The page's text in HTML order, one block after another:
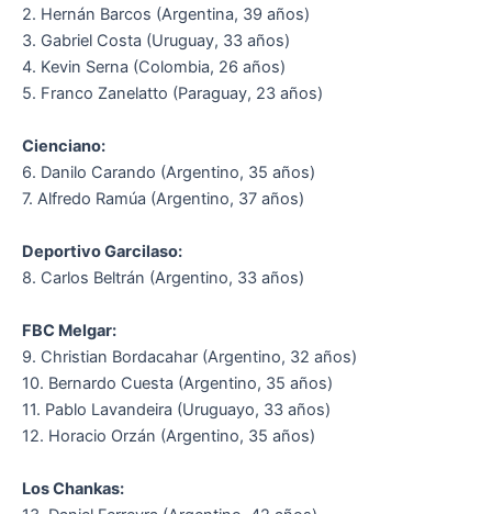
2. Hernán Barcos (Argentina, 39 años)
3. Gabriel Costa (Uruguay, 33 años)
4. Kevin Serna (Colombia, 26 años)
5. Franco Zanelatto (Paraguay, 23 años)
Cienciano:
6. Danilo Carando (Argentino, 35 años)
7. Alfredo Ramúa (Argentino, 37 años)
Deportivo Garcilaso:
8. Carlos Beltrán (Argentino, 33 años)
FBC Melgar:
9. Christian Bordacahar (Argentino, 32 años)
10. Bernardo Cuesta (Argentino, 35 años)
11. Pablo Lavandeira (Uruguayo, 33 años)
12. Horacio Orzán (Argentino, 35 años)
Los Chankas: